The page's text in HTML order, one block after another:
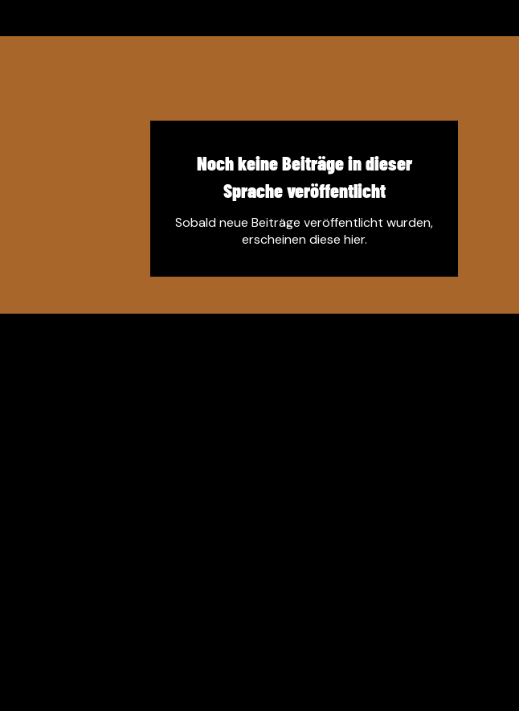
Noch keine Beiträge in dieser
Sprache veröffentlicht
Sobald neue Beiträge veröffentlicht wurden,
erscheinen diese hier.